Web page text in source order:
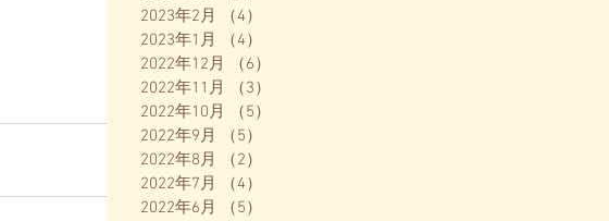
2023年2月
（4）
2023年1月
（4）
2022年12月
（6）
2022年11月
（3）
2022年10月
（5）
2022年9月
（5）
2022年8月
（2）
2022年7月
（4）
2022年6月
（5）